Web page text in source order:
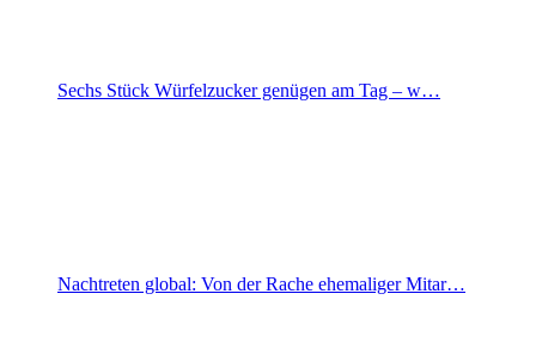
Sechs Stück Würfelzucker genügen am Tag – w…
Nachtreten global: Von der Rache ehemaliger Mitar…